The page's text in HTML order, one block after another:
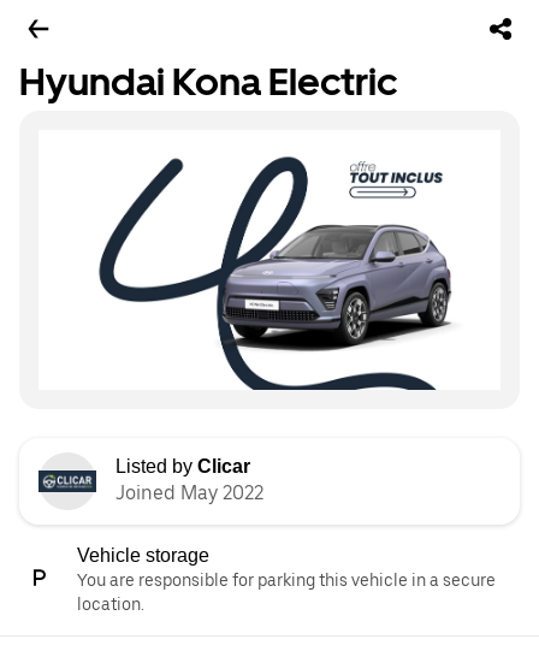
Hyundai Kona Electric
Listed by Clicar
Joined May 2022
Vehicle storage
You are responsible for parking this vehicle in a secure
location.